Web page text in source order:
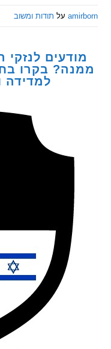
עלתודות ומשוב
לנזקי
בקרו בחנות
למדידה